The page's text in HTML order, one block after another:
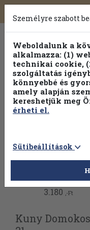
Toggle
navigation
Vissza az előző
3.180 ,-Ft
Kuny
Személyre szabott
Weboldalunk a
alkalmazza: (1)
technikai cookie,
szolgáltatás
könnyebbé és
amely alapján
kereshetjük meg
érheti el.
Sütibeállítások